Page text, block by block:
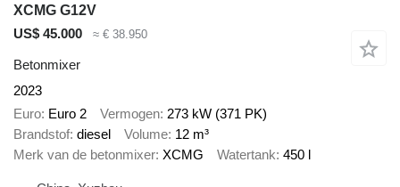
XCMG G12V
US$ 45.000
≈ € 38.950
Betonmixer
2023
Euro Euro 2 Vermogen 273 kW (371 PK)
Brandstof diesel Volume 12 m³
Merk van de betonmixer XCMG Watertank 450 l